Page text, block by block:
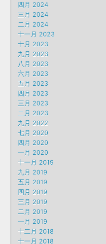
四月 2024
三月 2024
二月 2024
十一月 2023
十月 2023
九月 2023
八月 2023
六月 2023
五月 2023
四月 2023
三月 2023
二月 2023
九月 2022
七月 2020
四月 2020
一月 2020
十一月 2019
九月 2019
五月 2019
四月 2019
三月 2019
二月 2019
一月 2019
十二月 2018
十一月 2018